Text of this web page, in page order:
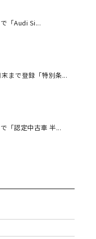
「Audi Si...
まで登録「特別条...
「認定中古車 半...